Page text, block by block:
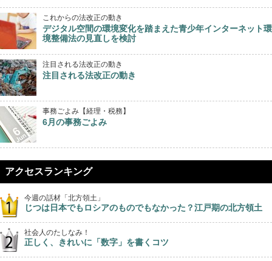
これからの法改正の動き
デジタル空間の環境変化を踏まえた青少年インターネット環
境整備法の見直しを検討
注目される法改正の動き
注目される法改正の動き
事務ごよみ【経理・税務】
6月の事務ごよみ
アクセスランキング
今週の話材「北方領土」
じつは日本でもロシアのものでもなかった？江戸期の北方領土
社会人のたしなみ！
正しく、きれいに「数字」を書くコツ